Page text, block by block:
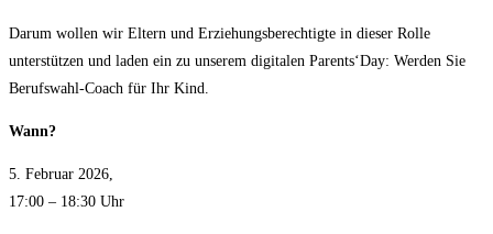
Darum wollen wir Eltern und Erziehungsberechtigte in dieser Rolle
unterstützen und laden ein zu unserem digitalen Parents‘Day: Werden Sie
Berufswahl-Coach für Ihr Kind.
Wann?
5. Februar 2026,
17:00 – 18:30 Uhr